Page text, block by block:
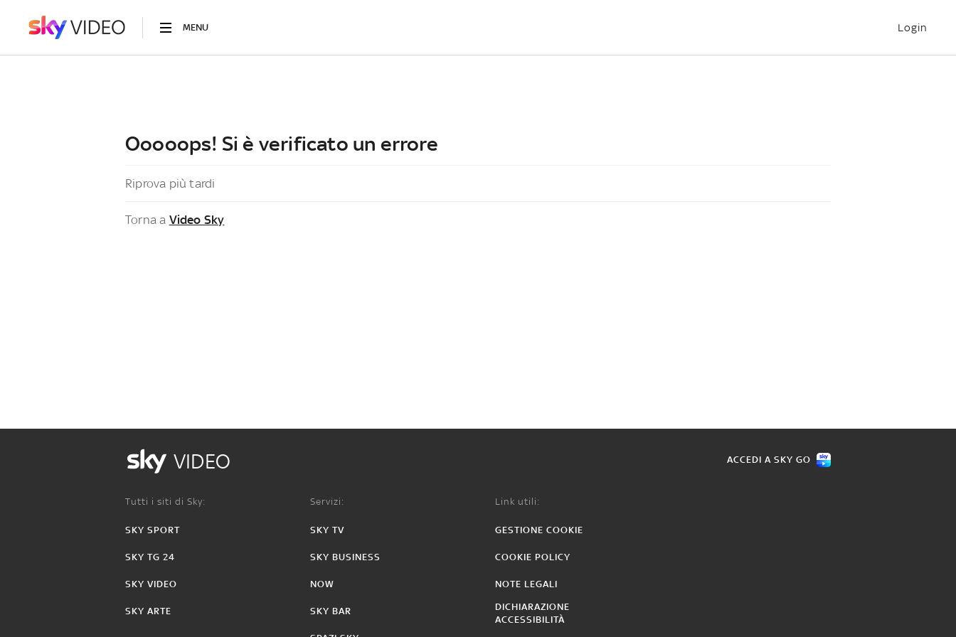
MENU Login
Ooooops! Si è verificato un errore
Riprova più tardi
Torna a Video Sky
VIDEO ACCEDI A SKY GO
Tutti i siti di Sky:
SKY SPORT
SKY TG 24
SKY VIDEO
SKY ARTE
Servizi:
SKY TV
SKY BUSINESS
NOW
SKY BAR
Link utili:
GESTIONE COOKIE
COOKIE POLICY
NOTE LEGALI
DICHIARAZIONE
ACCESSIBILITÀ